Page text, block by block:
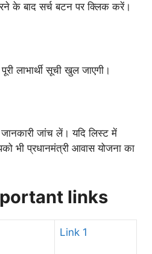
के बाद सर्च बटन पर क्लिक करें।
लाभार्थी सूची खुल जाएगी।
जांच लें। यदि लिस्ट में
भी प्रधानमंत्री आवास योजना का
links
Link 1